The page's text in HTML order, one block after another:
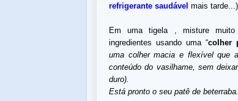
refrigerante saudável mais tarde...)
Em uma tigela , misture
ingredientes usando uma “colher
uma colher macia e flexível que
conteúdo do vasilhame, sem
duro).
Está pronto o seu patê de beterraba.